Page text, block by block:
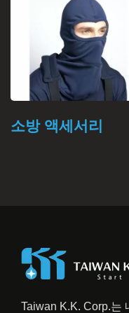
내화 섬유
Taiwan K.K. Corp.는